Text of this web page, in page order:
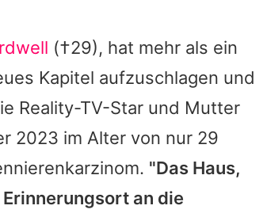
(†29), hat mehr als ein
Kapitel aufzuschlagen und
Reality-TV-Star und Mutter
2023 im Alter von nur 29
"Das Haus,
an die